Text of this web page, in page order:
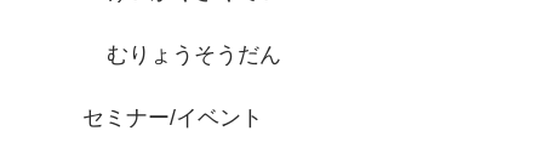
むりょうそうだん
セミナー/イベント